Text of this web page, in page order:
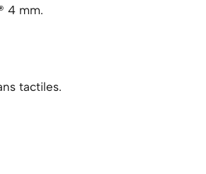
4 mm.
tactiles.